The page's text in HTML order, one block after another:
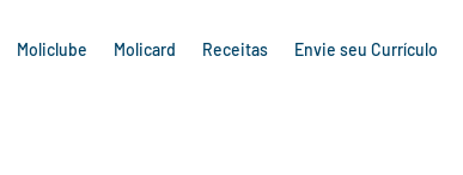
Moliclube Molicard Receitas Envie seu Currículo